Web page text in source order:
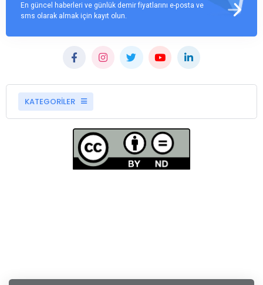
En güncel haberleri ve günlük demir fiyatlarını e-posta ve
sms olarak almak için kayıt olun.
KATEGORİLER